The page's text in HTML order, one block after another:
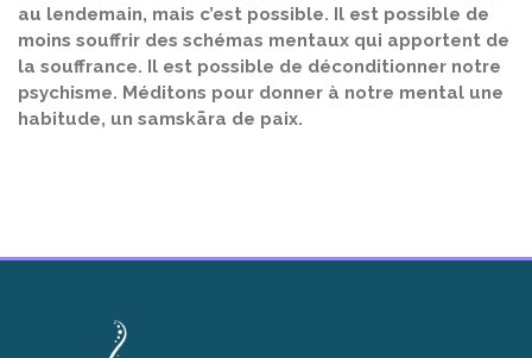
au lendemain, mais c’est possible. Il est possible de
moins souffrir des schémas mentaux qui apportent de
la souffrance. Il est possible de déconditionner notre
psychisme. Méditons pour donner à notre mental une
habitude, un samskāra de paix.